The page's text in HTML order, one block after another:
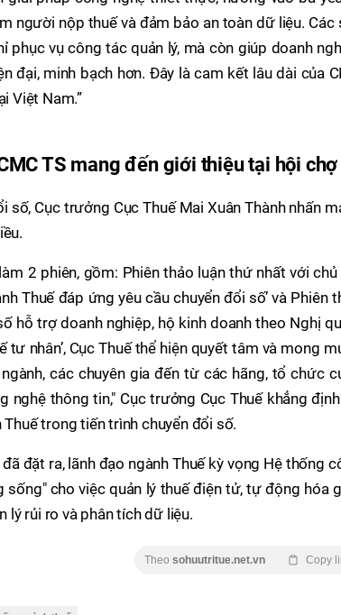
người nộp thuế và đảm bảo an toàn dữ liệu. Các
vụ công tác quản lý, mà còn giúp doanh
đại, minh bạch hơn. Đây là cam kết lâu dài của
Việt Nam.”
TS mang đến giới thiệu tại hội chợ
Cục trưởng Cục Thuế Mai Xuân Thành nhấn
2 phiên, gồm: Phiên thảo luận thứ nhất với chủ
Thuế đáp ứng yêu cầu chuyển đổi số’ và Phiên
hỗ trợ doanh nghiệp, hộ kinh doanh theo Nghị
nhân’, Cục Thuế thể hiện quyết tâm và mong
các chuyên gia đến từ các hãng, tổ chức
thông tin," Cục trưởng Cục Thuế khẳng
trong tiến trình chuyển đổi số.
đặt ra, lãnh đạo ngành Thuế kỳ vọng Hệ thống
cho việc quản lý thuế điện tử, tự động hóa
lý rủi ro và phân tích dữ liệu.
Theo sohuutritue.net.vn Copy